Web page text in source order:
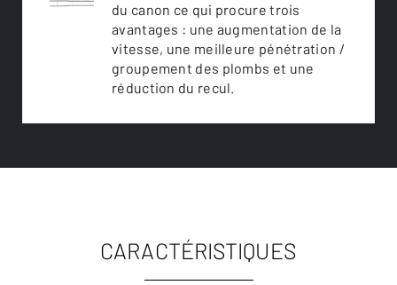
du canon ce qui procure trois
avantages : une augmentation de la
vitesse, une meilleure pénétration /
groupement des plombs et une
réduction du recul.
CARACTÉRISTIQUES